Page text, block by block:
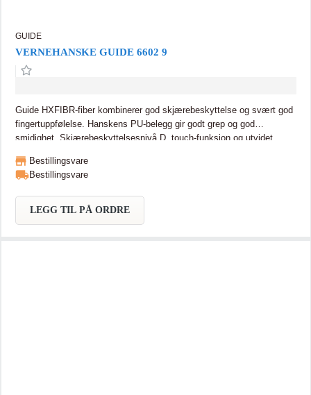
GUIDE
VERNEHANSKE GUIDE 6602 9
Guide HXFIBR-fiber kombinerer god skjærebeskyttelse og svært god
fingertuppfølelse. Hanskens PU-belegg gir godt grep og god
smidighet. Skjærebeskyttelsesnivå D, touch-funksjon og utvidet
kontaktvarme nivå 1 Guide HXFIBR-fiber kombinerer god
skjærebeskyttelse og svært god fingertuppfølelse. Hanskens PU-
touchfunksjon og utvidet forsterkning ved tommelen og pekefingeren.
Godkjent for kontaktvarme nivå 1
Bestillingsvare
Bestillingsvare
LEGG TIL PÅ ORDRE